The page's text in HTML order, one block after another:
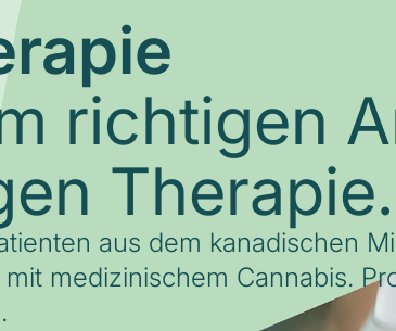
richtigen
Therapie.
aus dem kanadischen
medizinischem Cannabis.